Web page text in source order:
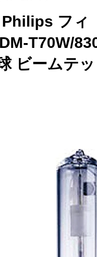
フィ
T70W/
ビームテッ